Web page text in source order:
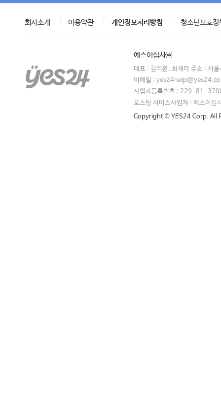
회사소개 이용약관 개인정보처리방침 청소년보호정
예스이십사㈜
대표 : 김석환, 최세라 주소 : 서
이메일 :
사업자등록번호 : 229-81-
호스팅 서비스사업자 : 예스이십
Copyright © YES24 Corp. All